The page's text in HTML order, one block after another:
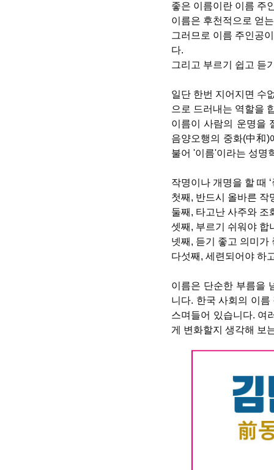
좋은 이름이란 이름 주
이름은 후천적으로 얻
그러므로 이름 주인공
다.
그리고 부르기 쉽고 듣
일단 한번 지어지면 수
으로 드러내는 역할을
이름이 사람의 운명을
음양오행의 중화(中和)
불어 '이름'이라는 성명
작명이나 개명을 할 때
첫째, 반드시 올바른 작
둘째, 타고난 사주와 조
셋째, 부르기 쉬워야 합
넷째, 듣기 좋고 의미가
다섯째, 세련되어야 하
이름은 단순한 부름을
니다. 한국 사회의 이
스며들어 있습니다. 여
게 변화할지 생각해 보